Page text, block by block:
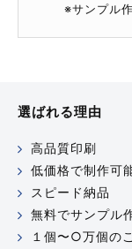
※サンプル
選ばれる理由
高品質印刷
低価格で制作可
スピード納品
無料でサンプル
１個〜○万個の